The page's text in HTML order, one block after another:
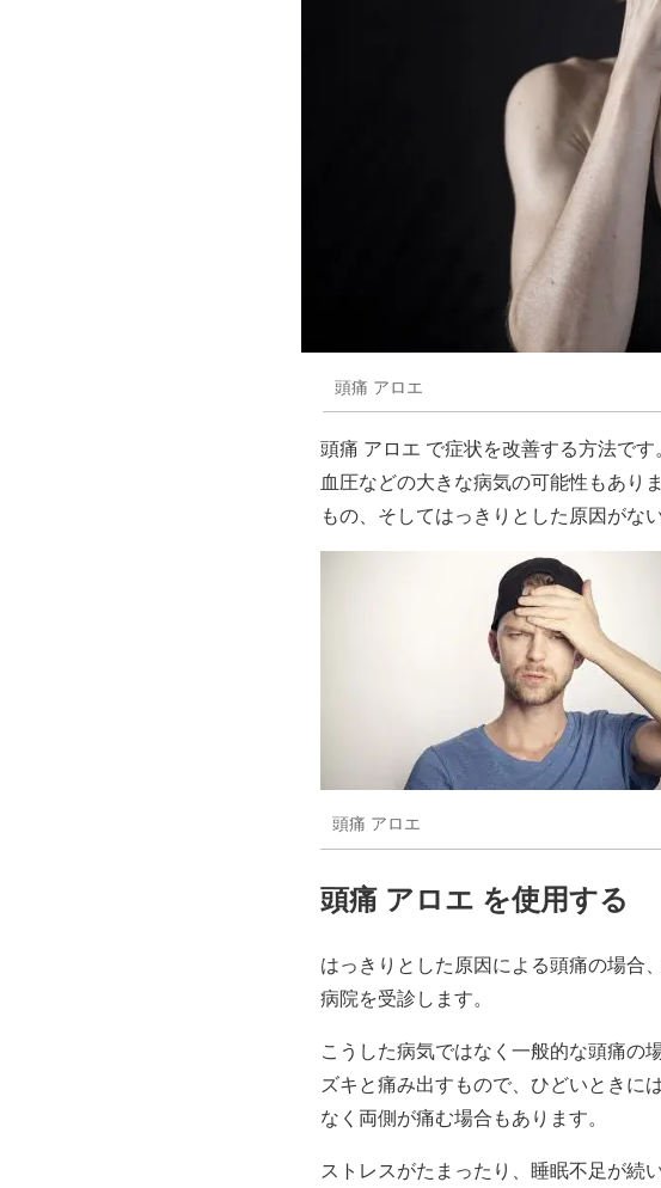
頭痛 アロエ
頭痛 アロエ で症状を改善する方法で
血圧などの大きな病気の可能性もあり
もの、そしてはっきりとした原因がな
頭痛 アロエ
頭痛 アロエ を使用する
はっきりとした原因による頭痛の場合
病院を受診します。
こうした病気ではなく一般的な頭痛の
ズキと痛み出すもので、ひどいときに
なく両側が痛む場合もあります。
ストレスがたまったり、睡眠不足が続